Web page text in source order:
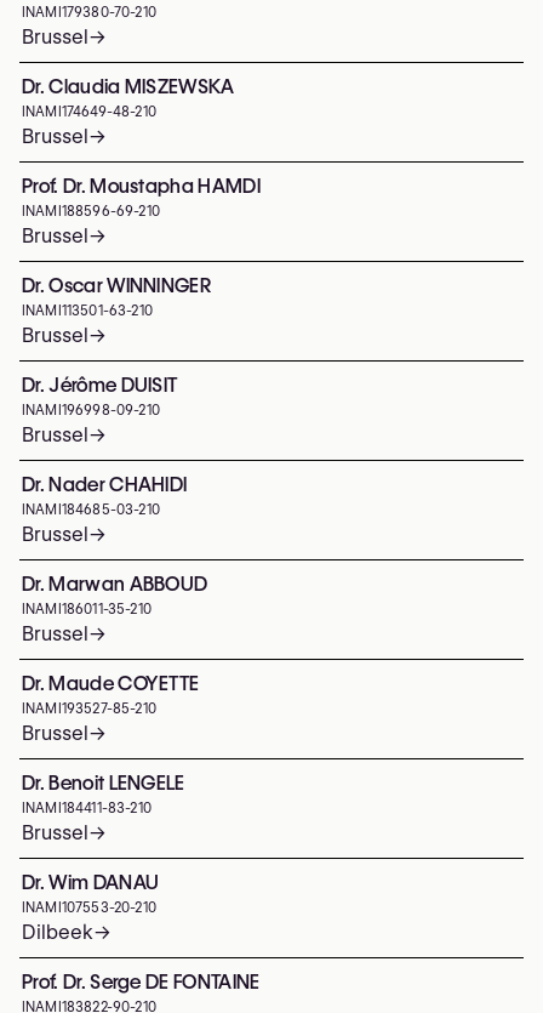
INAMI 179380-70-210
Brussel→
Dr. Claudia MISZEWSKA
INAMI 174649-48-210
Brussel→
Prof. Dr. Moustapha HAMDI
INAMI 188596-69-210
Brussel→
Dr. Oscar WINNINGER
INAMI 113501-63-210
Brussel→
Dr. Jérôme DUISIT
INAMI 196998-09-210
Brussel→
Dr. Nader CHAHIDI
INAMI 184685-03-210
Brussel→
Dr. Marwan ABBOUD
INAMI 186011-35-210
Brussel→
Dr. Maude COYETTE
INAMI 193527-85-210
Brussel→
Dr. Benoit LENGELE
INAMI 184411-83-210
Brussel→
Dr. Wim DANAU
INAMI 107553-20-210
Dilbeek→
Prof. Dr. Serge DE FONTAINE
INAMI 183822-90-210